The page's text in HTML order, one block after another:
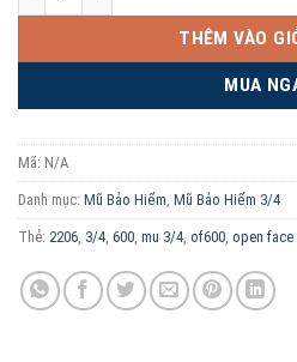
THÊM VÀO
MUA
Mã: N/A
Danh mục: Mũ Bảo Hiểm Mũ Bảo Hiểm 3/4
Thẻ: 2206 3/4 600 mu 3/4 of600 open face